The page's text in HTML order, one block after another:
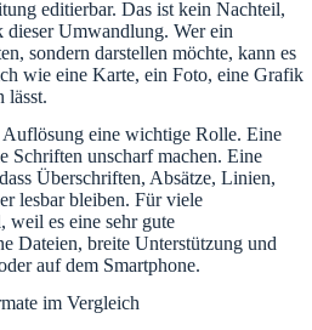
editierbar. Das ist kein Nachteil,
dieser Umwandlung. Wer ein
sondern darstellen möchte, kann es
wie eine Karte, ein Foto, eine Grafik
lässt.
eine wichtige Rolle. Eine
Schriften unscharf machen. Eine
Überschriften, Absätze, Linien,
lesbar bleiben. Für viele
weil es eine sehr gute
Dateien, breite Unterstützung und
auf dem Smartphone.
im Vergleich